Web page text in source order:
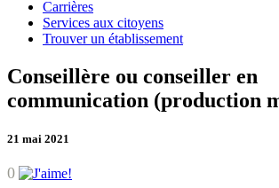
Carrières
Services aux citoyens
Trouver un établissement
Conseillère ou conseiller en
communication (production
21 mai 2021
0